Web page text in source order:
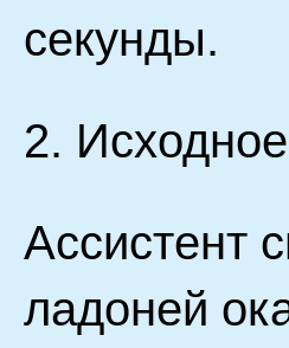
секунды.
2.
Ассистент
ладоней